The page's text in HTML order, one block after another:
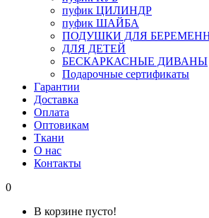
пуфик ЦИЛИНДР
пуфик ШАЙБА
ПОДУШКИ ДЛЯ
ДЛЯ ДЕТЕЙ
БЕСКАРКАСНЫЕ ДИВАНЫ
Подарочные сертификаты
Гарантии
Доставка
Оплата
Оптовикам
Ткани
О нас
Контакты
0
В корзине пусто!